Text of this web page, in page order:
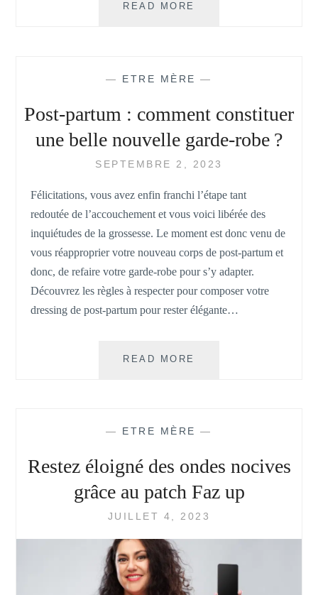
READ MORE
TOMBER
?
— ETRE MÈRE —
Post-partum : comment constituer
une belle nouvelle garde-robe ?
SEPTEMBRE 2, 2023
Félicitations, vous avez enfin franchi l’étape tant
redoutée de l’accouchement et vous voici libérée des
inquiétudes de la grossesse. Le moment est donc venu de
vous réapproprier votre nouveau corps de post-partum et
donc, de refaire votre garde-robe pour s’y adapter.
Découvrez les règles à respecter pour composer votre
dressing de post-partum pour rester élégante…
READ MORE
UNE
NOUVELLE
ROBE ?
— ETRE MÈRE —
Restez éloigné des ondes nocives
grâce au patch Faz up
JUILLET 4, 2023